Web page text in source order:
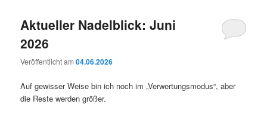
Aktueller Nadelblick: Juni
2026
Veröffentlicht am04.06.2026
Auf gewisser Weise bin ich noch im „Verwertungsmodus“, aber
die Reste werden größer.